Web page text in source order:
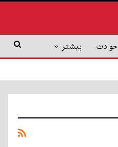
حوادث بیشتر